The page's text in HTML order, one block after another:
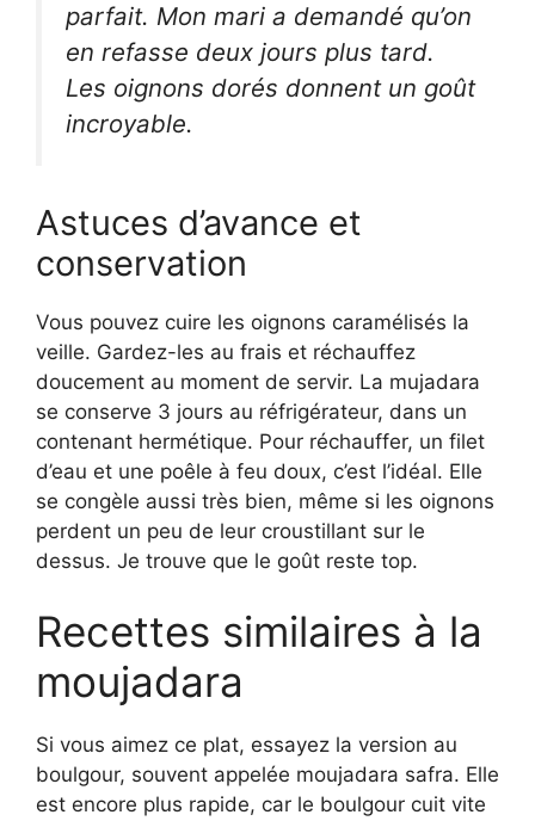
parfait. Mon mari a demandé qu’on
en refasse deux jours plus tard.
Les oignons dorés donnent un goût
incroyable.
Astuces d’avance et
conservation
Vous pouvez cuire les oignons caramélisés la
veille. Gardez-les au frais et réchauffez
doucement au moment de servir. La mujadara
se conserve 3 jours au réfrigérateur, dans un
contenant hermétique. Pour réchauffer, un filet
d’eau et une poêle à feu doux, c’est l’idéal. Elle
se congèle aussi très bien, même si les oignons
perdent un peu de leur croustillant sur le
dessus. Je trouve que le goût reste top.
Recettes similaires à la
moujadara
Si vous aimez ce plat, essayez la version au
boulgour, souvent appelée moujadara safra. Elle
est encore plus rapide, car le boulgour cuit vite